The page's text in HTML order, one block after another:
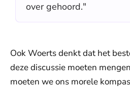
over gehoord."
Ook Woerts denkt dat het
deze discussie moeten
moeten we ons morele